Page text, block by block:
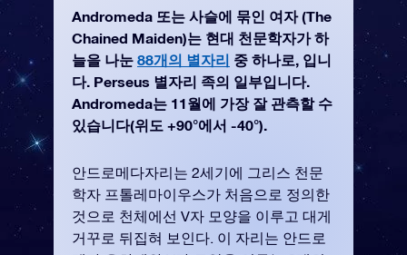
Andromeda 또는 사슬에 묶인 여자 (The
Chained Maiden)는 현대 천문학자가 하
늘을 나눈 88개의 별자리 중 하나로, 입니
다. Perseus 별자리 족의 일부입니다.
Andromeda는 11월에 가장 잘 관측할 수
있습니다(위도 +90°에서 -40°).
안드로메다자리는 2세기에 그리스 천문
학자 프톨레마이우스가 처음으로 정의한
것으로 천체에선 V자 모양을 이루고 대게
거꾸로 뒤집혀 보인다. 이 자리는 안드로